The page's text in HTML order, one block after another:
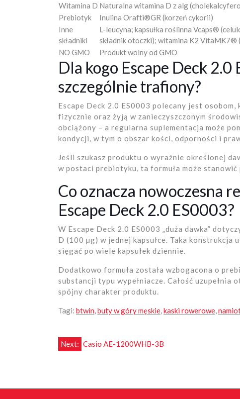
Witamina D Naturalna witamina D z alg
Prebiotyk
Inulina Orafti®GR (korzeń cykorii)
Inne
składniki
L-leucyna; kapsułka roślinna Vcaps®
składnik otoczki); witamina K2
NO GMO
Produkt wolny od GMO
Dla kogo Escape Deck 2.0
szczególnie trafiony?
Escape Deck 2.0 ES0003 polecany jest
fizycznie oraz żyją w zanieczyszczonym
obciążony – a regularna suplementacja może
kondycji, w tym o obszar kości, odporności i
Jeśli szukasz produktu o wyraźnie określonej
w postaci prebiotyku, ta formuła może
Co oznacza nowoczesna
Escape Deck 2.0 ES0003?
W Escape Deck 2.0 ES0003 „duża dawka”
D (100 µg) w jednej kapsułce. Taka
sięgać po wiele kapsułek dziennie.
Dodatkowo formuła została wzbogacona o
substancji typu wypełniacze. Całość
spójny charakter produktu.
Tagi: btwin,buty w góry męskie,kaski rowerowe,
Nawigacja
Next: Casio AE-1200WHB-3B